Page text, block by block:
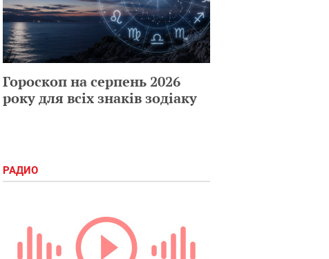
Гороскоп на серпень 2026
року для всіх знаків зодіаку
РАДИО